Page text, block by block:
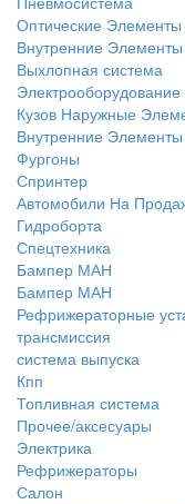
Оптические Элементы
Внутренние
Выхлопная система
Электрооборудование
Кузов Наружные
Внутренние Элементы
Фургоны
Спринтер
Автомобили На
Гидроборта
Спецтехника
Бампер МАН
Бампер МАН
Рефрижераторные
трансмиссия
система выпуска
Кпп
Топливная система
Прочее/аксесуары
Электрика
Рефрижераторы
Салон